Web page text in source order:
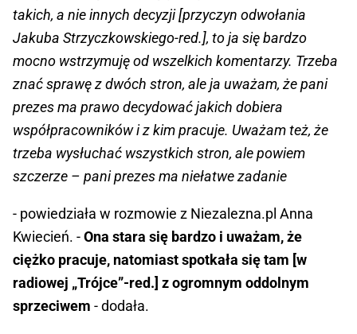
takich, a nie innych decyzji [przyczyn odwołania
Jakuba Strzyczkowskiego-red.], to ja się bardzo
mocno wstrzymuję od wszelkich komentarzy. Trzeba
znać sprawę z dwóch stron, ale ja uważam, że pani
prezes ma prawo decydować jakich dobiera
współpracowników i z kim pracuje. Uważam też, że
trzeba wysłuchać wszystkich stron, ale powiem
szczerze – pani prezes ma niełatwe zadanie
- powiedziała w rozmowie z Niezalezna.pl Anna
Kwiecień. -Ona stara się bardzo i uważam, że
ciężko pracuje, natomiast spotkała się tam [w
radiowej „Trójce”-red.] z ogromnym oddolnym
sprzeciwem - dodała.